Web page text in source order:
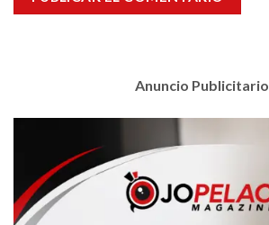
Anuncio Publicitario